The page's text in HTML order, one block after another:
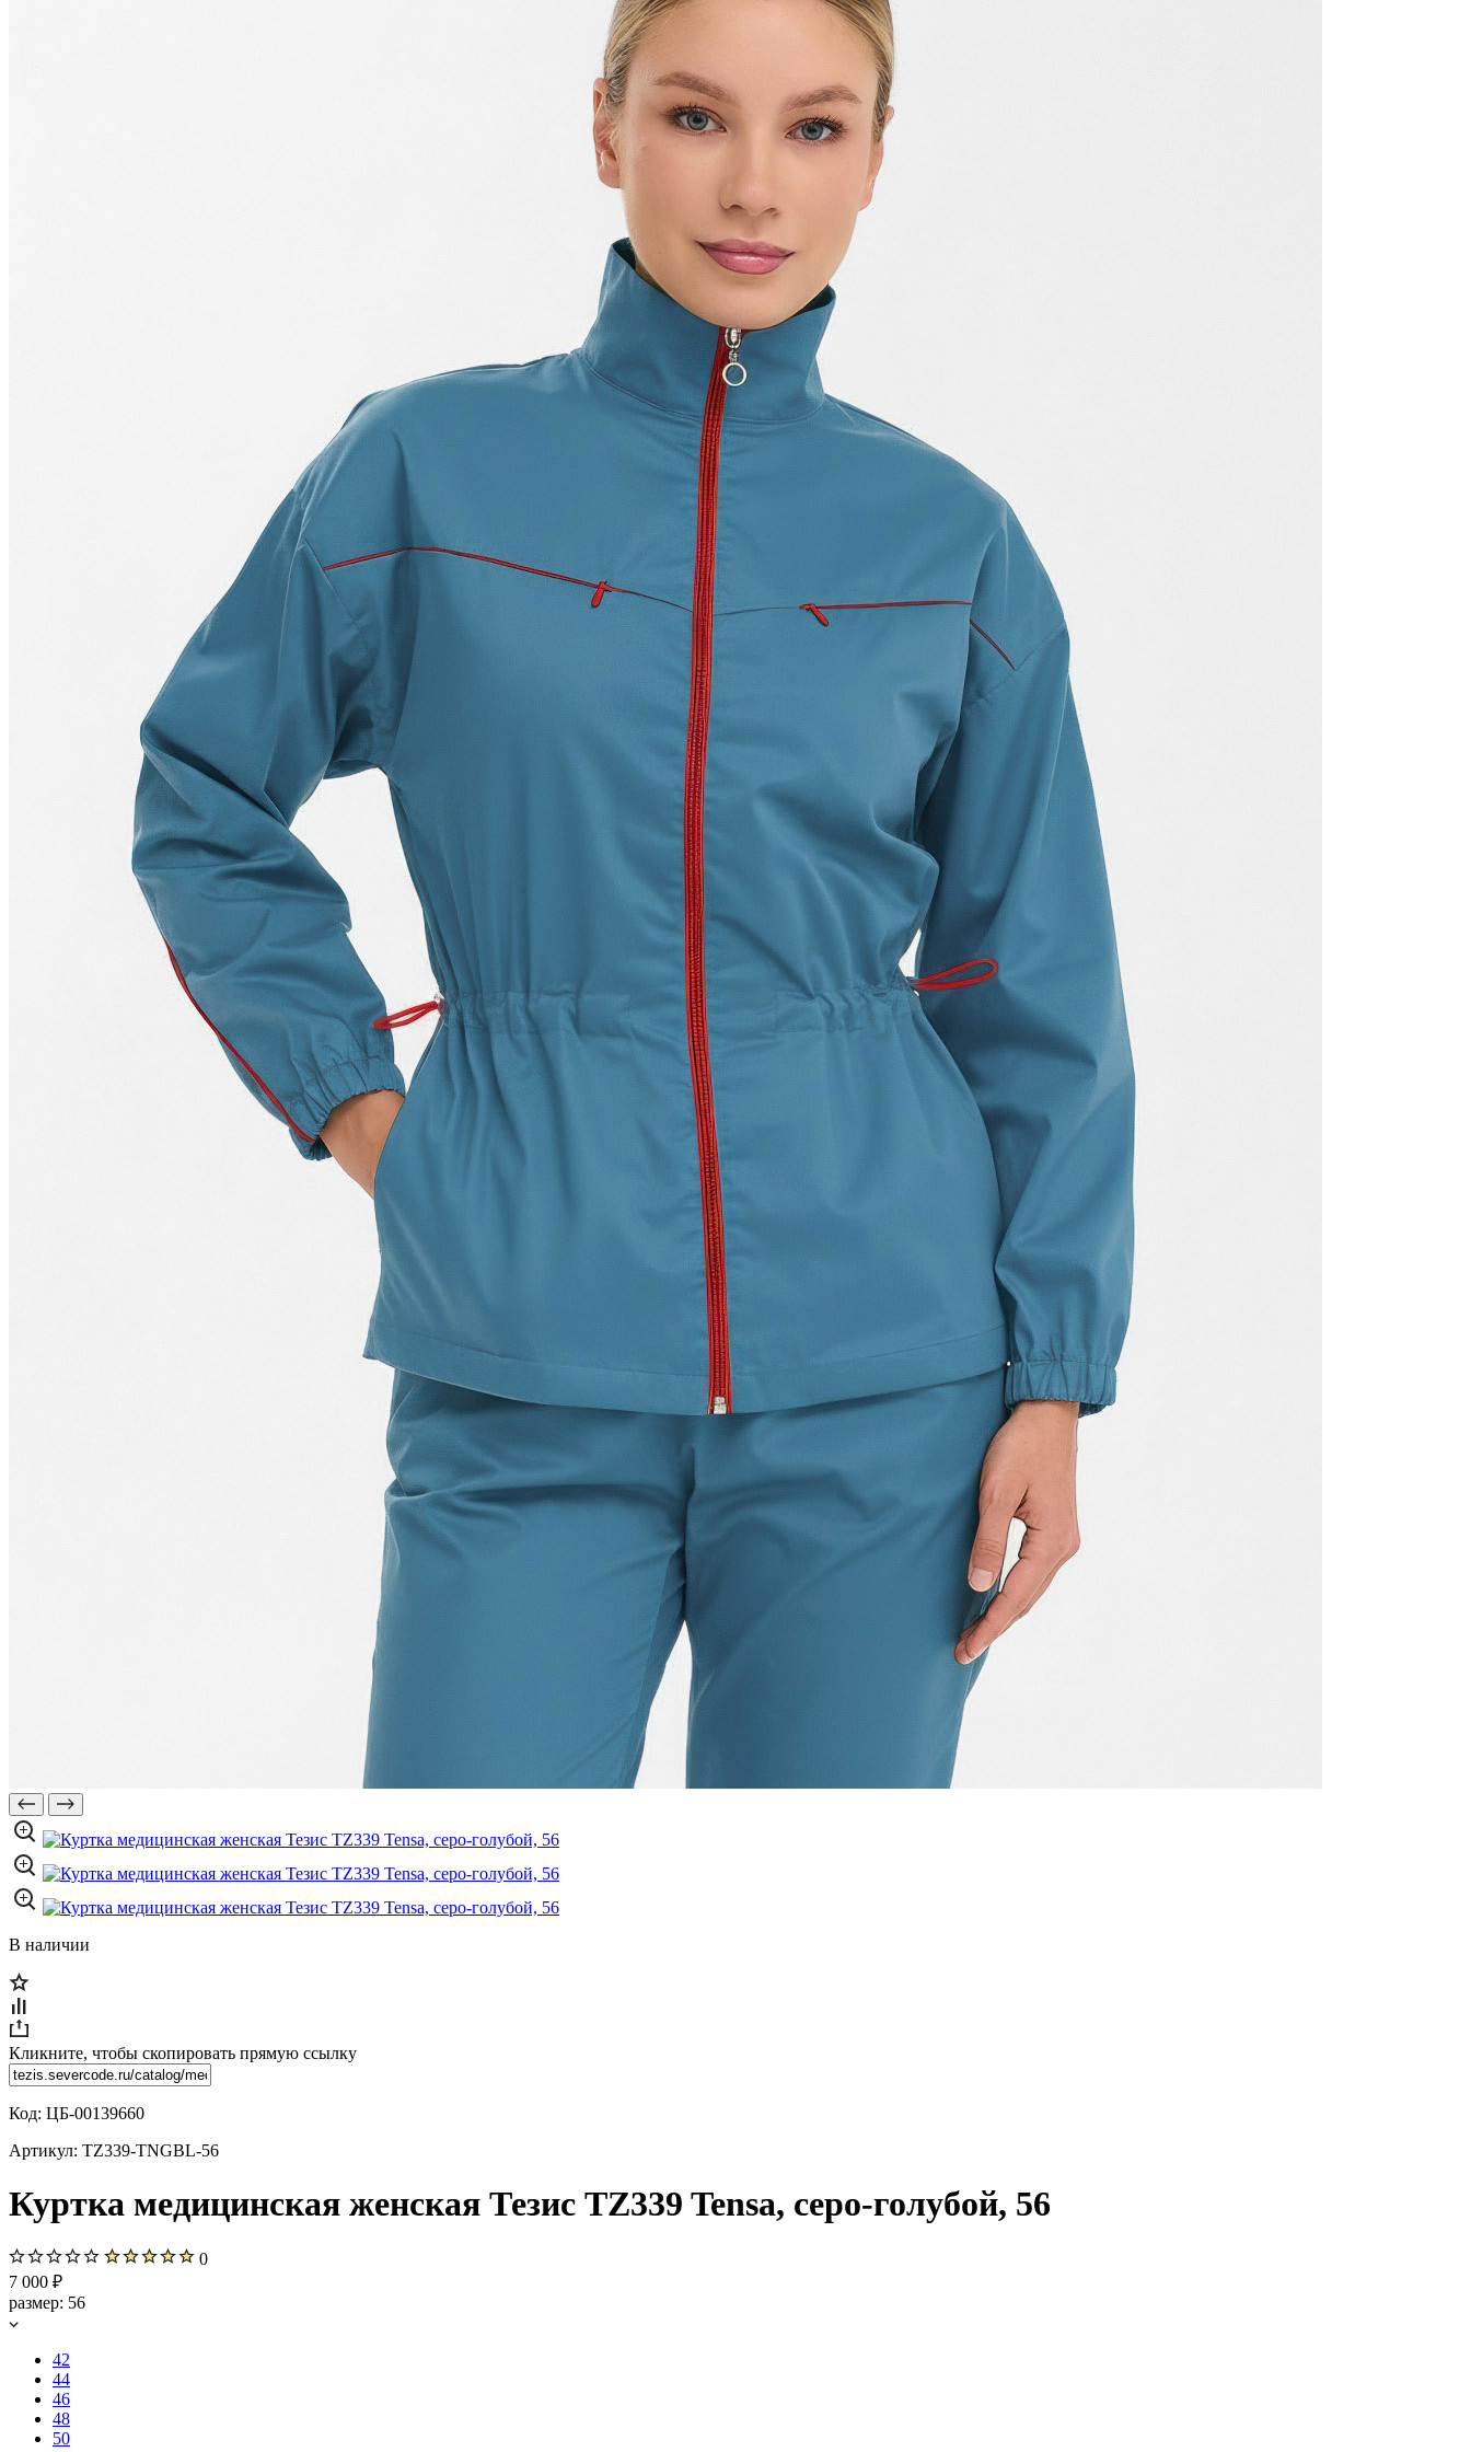
В наличии
Кликните, чтобы скопировать прямую ссылку
Код: ЦБ-00139660
Артикул: TZ339-TNGBL-56
Куртка медицинская женская Тезис TZ339 Tensa, серо-голубой, 56
0
7 000 ₽
размер: 56
42
44
46
48
50